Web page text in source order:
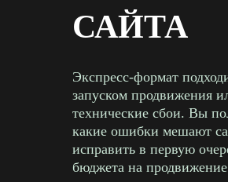
САЙТА
Экспресс-формат
запуском продвижения
технические сбои. Вы
какие ошибки мешают
исправить в первую
бюджета на